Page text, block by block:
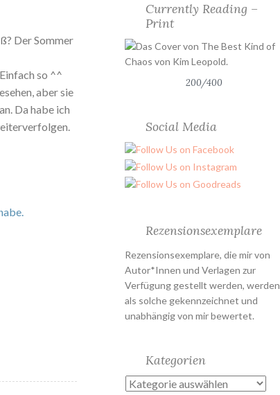
Der Sommer
so ^^
aber sie
Da habe ich
Currently Reading –
Print
200/400
Social Media
Rezensionsexemplare
Rezensionsexemplare, die mir von
Autor*Innen und Verlagen zur
Verfügung gestellt werden, werden
als solche gekennzeichnet und
unabhängig von mir bewertet.
Kategorien
Kategorien